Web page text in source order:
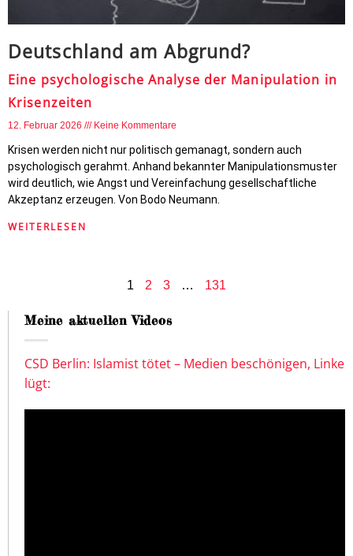
Deutschland am Abgrund?
Eine psychologische Analyse der Manipulation in
Krisenzeiten
12. Februar 2026 Keine Kommentare
Krisen werden nicht nur politisch gemanagt, sondern auch
psychologisch gerahmt. Anhand bekannter Manipulationsmuster
wird deutlich, wie Angst und Vereinfachung gesellschaftliche
Akzeptanz erzeugen. Von Bodo Neumann.
WEITERLESEN
1 2 3 … 131
Meine aktuellen Videos
CSD Berlin: Islamist tötet – Medien beschönigen, Linke
lügt: